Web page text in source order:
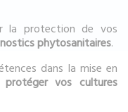
la protection de vos
phytosanitaires.
dans la mise en
protéger vos cultures